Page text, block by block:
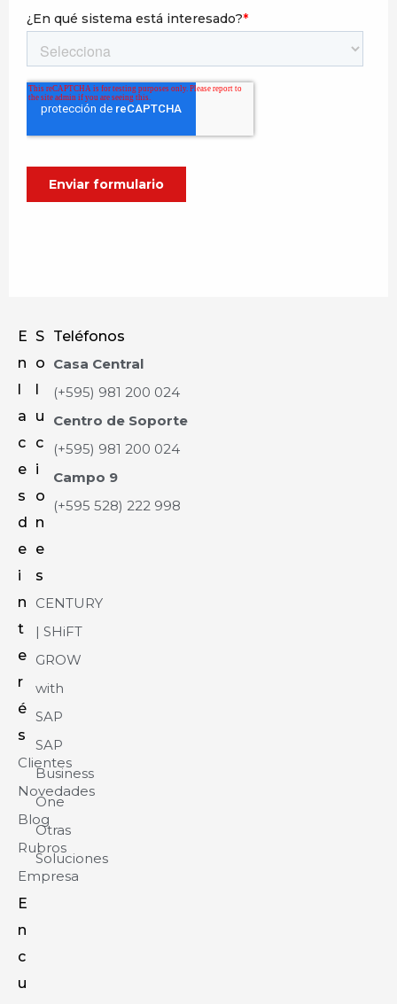
E
n
a
c
e
s
d
e
i
n
t
e
r
é
s
Clientes
Novedades
Blog
Rubros
Empresa
E
n
c
u
S
o
u
c
i
o
n
e
s
CENTURY
| SHiFT
GROW
with
SAP
SAP
Business
One
Otras
Soluciones
Teléfonos
Casa Central
(+595) 981 200 024
Centro de Soporte
(+595) 981 200 024
Campo 9
(+595 528) 222 998